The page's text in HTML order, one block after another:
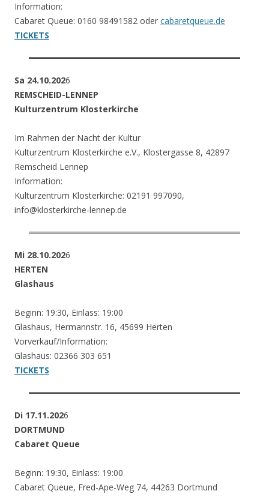
Information:
Cabaret Queue: 0160 98491582 oder cabaretqueue.de
TICKETS
Sa 24.10.2026
REMSCHEID-LENNEP
Kulturzentrum Klosterkirche
Im Rahmen der Nacht der Kultur
Kulturzentrum Klosterkirche e.V., Klostergasse 8, 42897
Remscheid Lennep
Information:
Kulturzentrum Klosterkirche: 02191 997090,
info@klosterkirche-lennep.de
Mi 28.10.2026
HERTEN
Glashaus
Beginn: 19:30, Einlass: 19:00
Glashaus, Hermannstr. 16, 45699 Herten
Vorverkauf/Information:
Glashaus: 02366 303 651
TICKETS
Di 17.11.2026
DORTMUND
Cabaret Queue
Beginn: 19:30, Einlass: 19:00
Cabaret Queue, Fred-Ape-Weg 74, 44263 Dortmund